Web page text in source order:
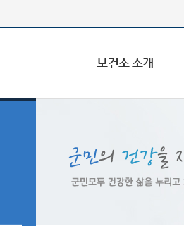
보건소 소개